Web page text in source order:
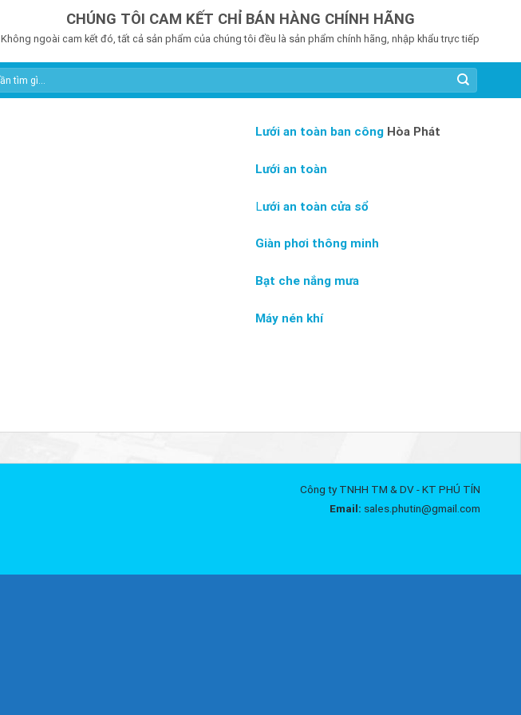
CHÚNG TÔI CAM KẾT CHỈ BÁN HÀNG CHÍNH HÃNG
Không ngoài cam kết đó, tất cả sản phẩm của chúng tôi đều là sản phẩm chính hãng, nhập khẩu trực tiếp
Lưới an toàn ban công Hòa Phát
Lưới an toàn
Lưới an toàn cửa sổ
Giàn phơi thông minh
Bạt che nắng mưa
Máy nén khí
Công ty TNHH TM & DV - KT PHÚ TÍN
Email: sales.phutin@gmail.com